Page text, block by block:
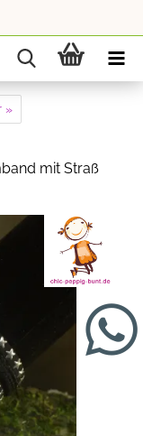
»
mit Straß